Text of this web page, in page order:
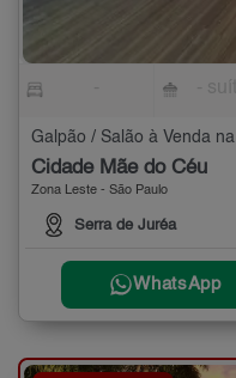
Galpão / Salão à Venda
Cidade Mãe do Céu
Zona Leste - São Paulo
Serra de Juréa
WhatsApp